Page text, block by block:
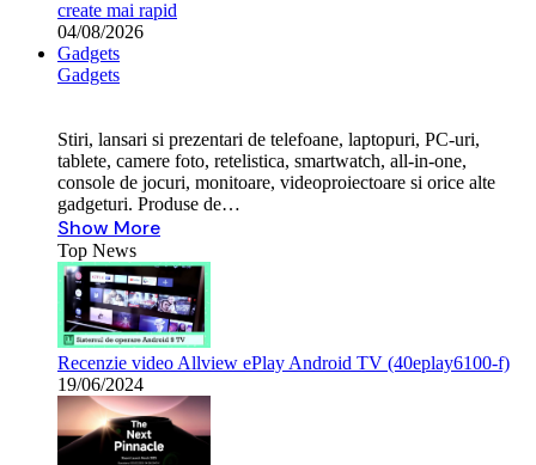
create mai rapid
04/08/2026
Gadgets
Gadgets
Stiri, lansari si prezentari de telefoane, laptopuri, PC-uri,
tablete, camere foto, retelistica, smartwatch, all-in-one,
console de jocuri, monitoare, videoproiectoare si orice alte
gadgeturi. Produse de…
Show More
Top News
Recenzie video Allview ePlay Android TV (40eplay6100-f)
19/06/2024